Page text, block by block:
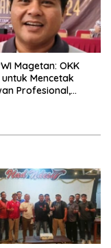
Magetan: OKK
Mencetak
Profesional,